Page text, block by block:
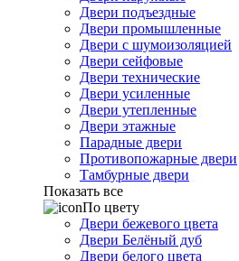
Двери подъездные
Двери промышленные
Двери с шумоизоляцией
Двери сейфовые
Двери технические
Двери усиленные
Двери утепленные
Двери этажные
Парадные двери
Противопожарные двери
Тамбурные двери
Показать все
По цвету
Двери бежевого цвета
Двери Белёный дуб
Двери белого цвета